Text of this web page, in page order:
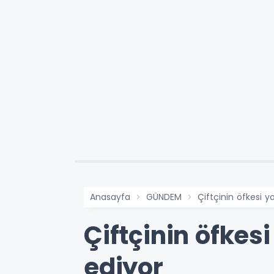
Anasayfa GÜNDEM Çiftçinin öfkesi
Çiftçinin